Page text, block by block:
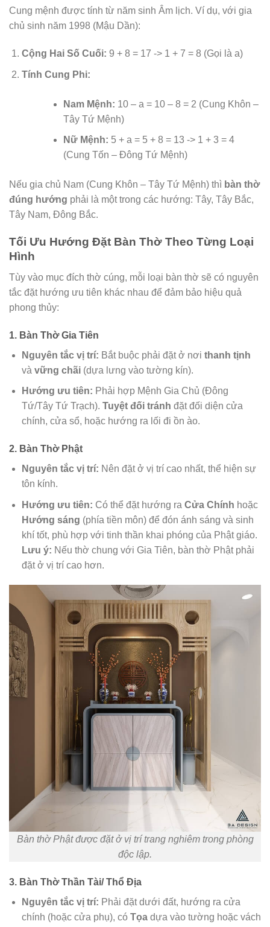
Cung mệnh được tính từ năm sinh Âm lịch. Ví dụ, với gia
chủ sinh năm 1998 (Mậu Dần):
Cộng Hai Số Cuối: 9 + 8 = 17 -> 1 + 7 = 8 (Gọi là a)
Tính Cung Phi:
Nam Mệnh: 10 – a = 10 – 8 = 2 (Cung Khôn –
Tây Tứ Mệnh)
Nữ Mệnh: 5 + a = 5 + 8 = 13 -> 1 + 3 = 4
(Cung Tốn – Đông Tứ Mệnh)
Nếu gia chủ Nam (Cung Khôn – Tây Tứ Mệnh) thì bàn thờ
đúng hướng phải là một trong các hướng: Tây, Tây Bắc,
Tây Nam, Đông Bắc.
Tối Ưu Hướng Đặt Bàn Thờ Theo Từng Loại
Hình
Tùy vào mục đích thờ cúng, mỗi loại bàn thờ sẽ có nguyên
tắc đặt hướng ưu tiên khác nhau để đảm bảo hiệu quả
phong thủy:
1. Bàn Thờ Gia Tiên
Nguyên tắc vị trí: Bắt buộc phải đặt ở nơi thanh tịnh
và vững chãi(dựa lưng vào tường kín).
Hướng ưu tiên: Phải hợp Mệnh Gia Chủ (Đông
Tứ/Tây Tứ Trạch). Tuyệt đối tránh đặt đối diện cửa
chính, cửa sổ, hoặc hướng ra lối đi ồn ào.
2. Bàn Thờ Phật
Nguyên tắc vị trí: Nên đặt ở vị trí cao nhất, thể hiện sự
tôn kính.
Hướng ưu tiên: Có thể đặt hướng ra Cửa Chính hoặc
Hướng sáng (phía tiền môn) để đón ánh sáng và sinh
khí tốt, phù hợp với tinh thần khai phóng của Phật giáo.
Lưu ý: Nếu thờ chung với Gia Tiên, bàn thờ Phật phải
đặt ở vị trí cao hơn.
Bàn thờ Phật được đặt ở vị trí trang nghiêm trong phòng
độc lập.
3. Bàn Thờ Thần Tài/ Thổ Địa
Nguyên tắc vị trí: Phải đặt dưới đất, hướng ra cửa
chính (hoặc cửa phụ), có Tọadựa vào tường hoặc vách